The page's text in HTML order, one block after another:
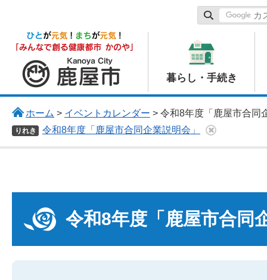
鹿屋市
暮らし・手続き
ホーム > イベントカレンダー > 令和8年度「鹿屋市合同
りれき 令和8年度「鹿屋市合同企業説明会」
令和8年度「鹿屋市合同